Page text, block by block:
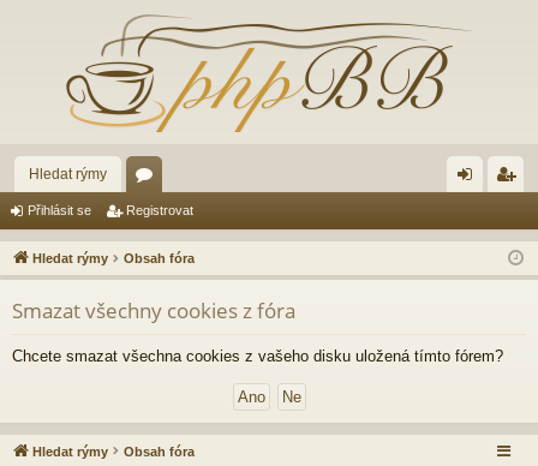
Hledat rýmy
ór
a lá
sit
ist
ro
Přihlásit se Registrovat
Hledat rýmy Obsah fóra
Smazat všechny cookies z fóra
Chcete smazat všechna cookies z vašeho disku uložená tímto fórem?
Hledat rýmy Obsah fóra